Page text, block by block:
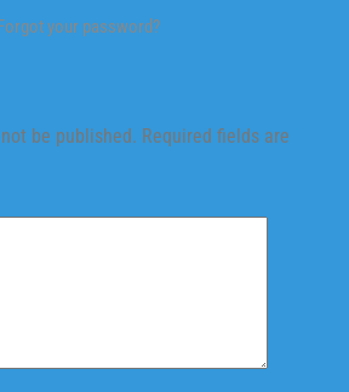
Forgot your password?
be published. Required fields are